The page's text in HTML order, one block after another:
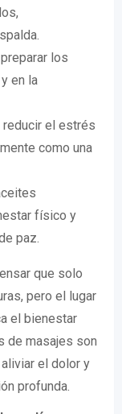
los
en la
el estrés
como una
físico y
paz.
que solo
pero el lugar
el bienestar
de masajes son
el dolor y
profunda.